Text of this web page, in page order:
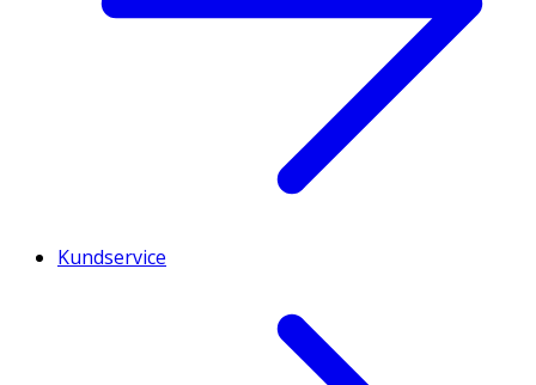
Kundservice